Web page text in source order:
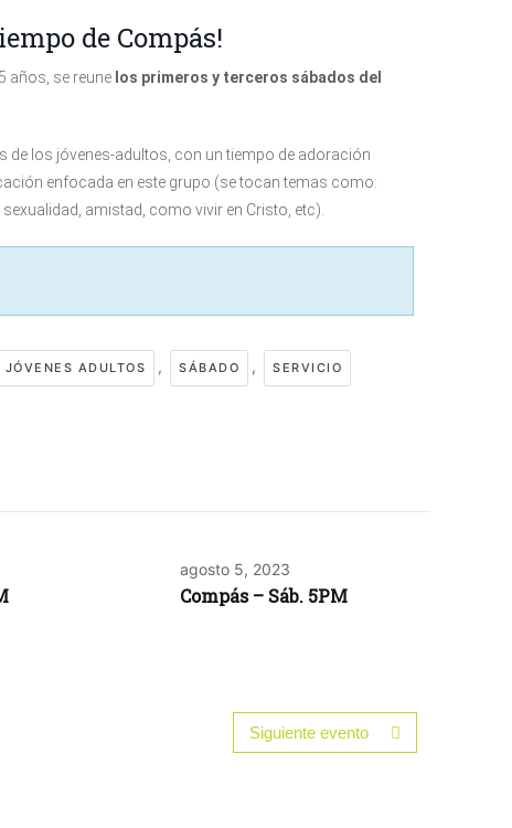
de Compás!
años, se reune los primeros y terceros sábados del
de los jóvenes-adultos, con un tiempo de adoración
enfocada en este grupo (se tocan temas como:
amistad, como vivir en Cristo, etc).
JÓVENES ADULTOS , SÁBADO , SERVICIO
agosto 5, 2023
Compás – Sáb. 5PM
Siguiente evento